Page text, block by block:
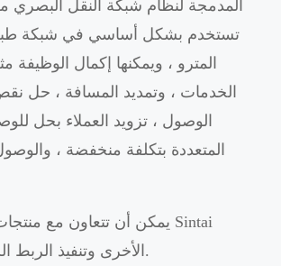
المترو ، ويمكنها إكمال الوظيفة
الخدمات ، وتمديد المسافة ، حل
الوصول ، تزويد العملاء بحل
المتعددة بتكلفة منخفضة ،
الأخرى وتنفيذ الربط الشبكي وفقًا للمتطلبات المختلفة.